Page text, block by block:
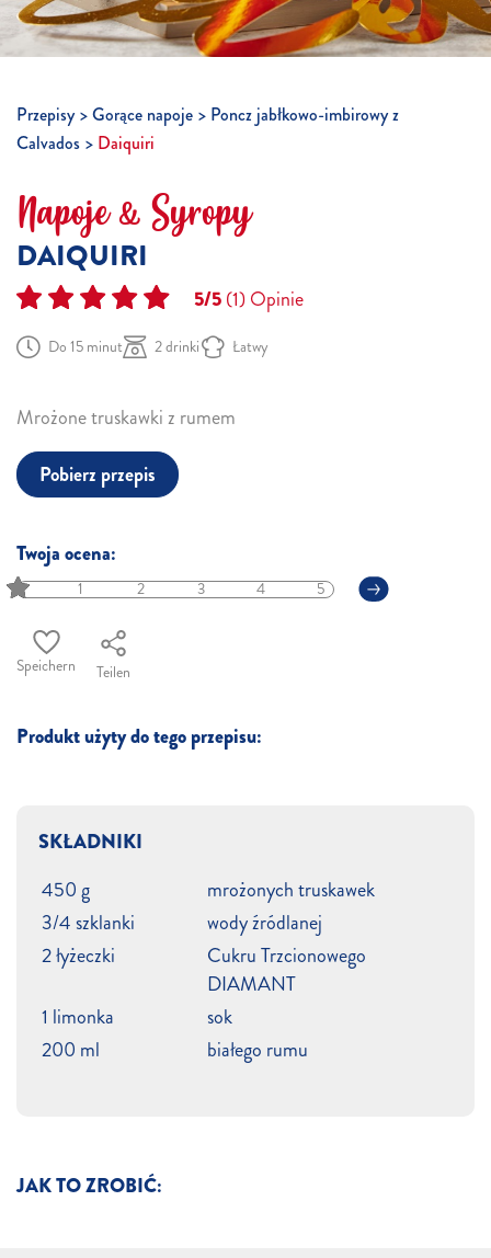
Przepisy Gorące napoje
Poncz jabłkowo-imbirowy z
Calvados
Daiquiri
Napoje & Syropy
DAIQUIRI
5/5(1)Opinie
Do 15 minut 2 drinki Łatwy
Mrożone truskawki z rumem
Pobierz przepis
Twoja ocena:
1 2 3 4 5
Speichern Teilen
Produkt użyty do tego przepisu:
JAK TO ZROBIĆ:
SKŁADNIKI
450 g
mrożonych truskawek
3/4 szklanki
wody źródlanej
2 łyżeczki
Cukru Trzcionowego
DIAMANT
1 limonka
sok
200 ml
białego rumu